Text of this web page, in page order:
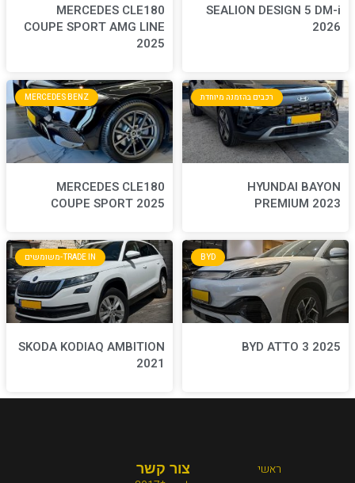
MERCEDES CLE180
COUPE SPORT AMG LINE
MERCEDES BENZ
MERCEDES CLE180
COUPE SPORT 2025
BYD TRADE IN-משומשים
SKODA KODIAQ AMBITION
צור קשר